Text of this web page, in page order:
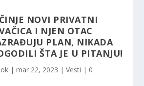
NOVI PRIVATNI
I NJEN OTAC
PLAN, NIKADA
ŠTA JE U PITANJU!
|mar 22, 2023 |Vesti | 0